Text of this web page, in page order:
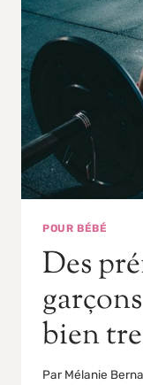
POUR BÉBÉ
Des
bien
Par Mélanie